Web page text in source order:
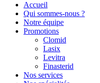
Accueil
Qui sommes-nous ?
Notre équipe
Promotions
Clomid
Lasix
Levitra
Finasterid
Nos services